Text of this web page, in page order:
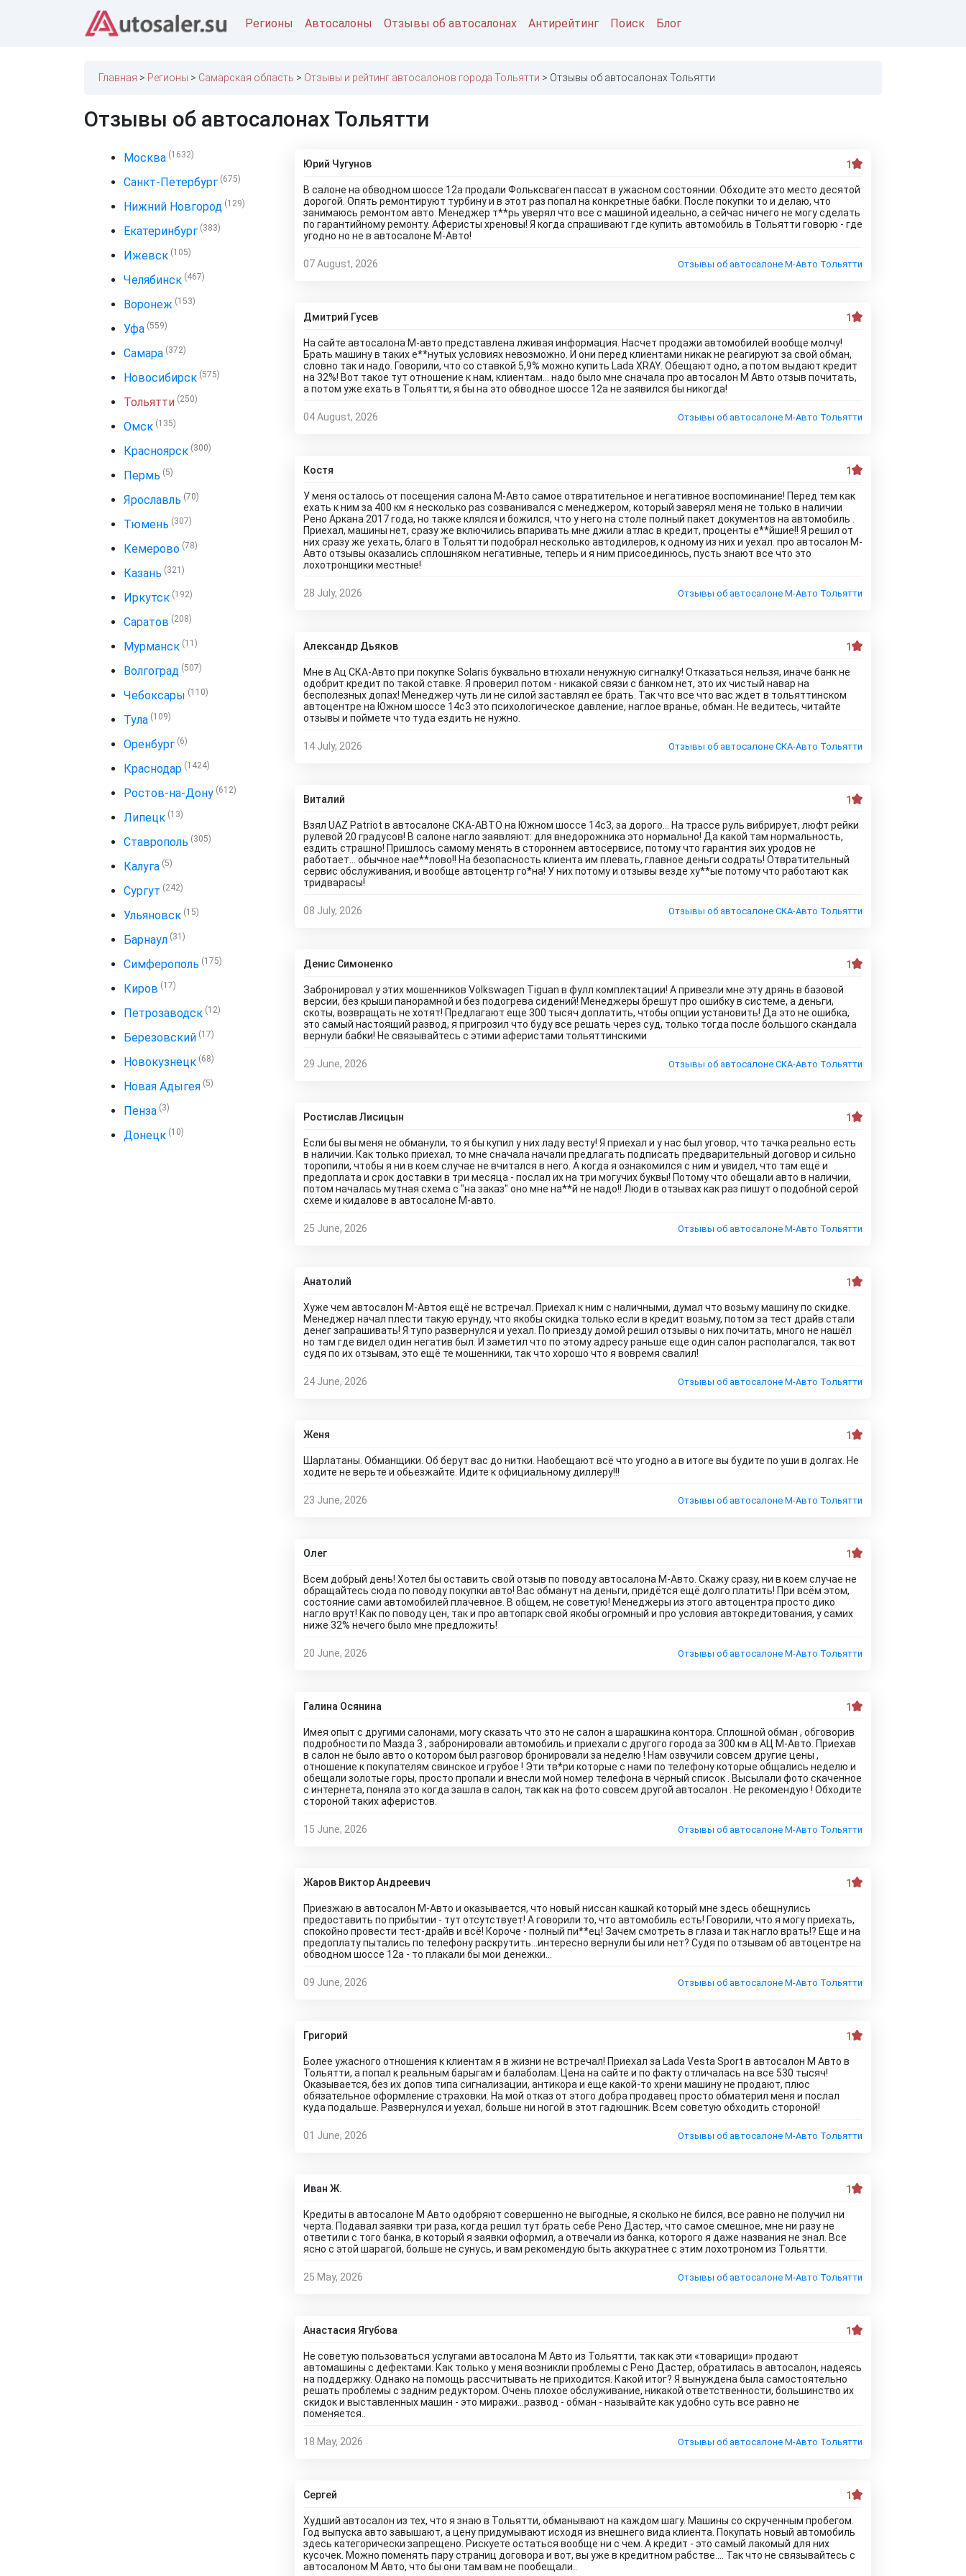
Регионы Автосалоны Отзывы об автосалонах Антирейтинг Поиск Блог
Главная Регионы Самарская область Отзывы и рейтинг автосалонов города Тольятти Отзывы об автосалонах Тольятти
Отзывы об автосалонах Тольятти
Юрий Чугунов 1
В салоне на обводном шоссе 12а продали Фольксваген пассат в ужасном состоянии. Обходите это место десятой
дорогой. Опять ремонтируют турбину и в этот раз попал на конкретные бабки. После покупки то и делаю, что
занимаюсь ремонтом авто. Менеджер т**рь уверял что все с машиной идеально, а сейчас ничего не могу сделать
по гарантийному ремонту. Аферисты хреновы! Я когда спрашивают где купить автомобиль в Тольятти говорю - где
угодно но не в автосалоне М-Авто!
07 August, 2026 Отзывы об автосалоне М-Авто Тольятти
Дмитрий Гусев 1
На сайте автосалона М-авто представлена лживая информация. Насчет продажи автомобилей вообще молчу!
Брать машину в таких е**нутых условиях невозможно. И они перед клиентами никак не реагируют за свой обман,
словно так и надо. Говорили, что со ставкой 5,9% можно купить Lada XRAY. Обещают одно, а потом выдают кредит
на 32%! Вот такое тут отношение к нам, клиентам... надо было мне сначала про автосалон М Авто отзыв почитать,
а потом уже ехать в Тольятти, я бы на это обводное шоссе 12а не заявился бы никогда!
04 August, 2026 Отзывы об автосалоне М-Авто Тольятти
Костя 1
У меня осталось от посещения салона М-Авто самое отвратительное и негативное воспоминание! Перед тем как
ехать к ним за 400 км я несколько раз созванивался с менеджером, который заверял меня не только в наличии
Рено Аркана 2017 года, но также клялся и божился, что у него на столе полный пакет документов на автомобиль .
Приехал, машины нет, сразу же включились впаривать мне джили атлас в кредит, проценты е**йшие!! Я решил от
них сразу же уехать, благо в Тольятти подобрал несколько автодилеров, к одному из них и уехал. про автосалон М-
Авто отзывы оказались сплошняком негативные, теперь и я ним присоединюсь, пусть знают все что это
лохотронщики местные!
28 July, 2026 Отзывы об автосалоне М-Авто Тольятти
Александр Дьяков 1
Мне в Ац СКА-Авто при покупке Solaris буквально втюхали ненужную сигналку! Отказаться нельзя, иначе банк не
одобрит кредит по такой ставке. Я проверил потом - никакой связи с банком нет, это их чистый навар на
бесполезных допах! Менеджер чуть ли не силой заставлял ее брать. Так что все что вас ждет в тольяттинском
автоцентре на Южном шоссе 14с3 это психологическое давление, наглое вранье, обман. Не ведитесь, читайте
отзывы и поймете что туда ездить не нужно.
14 July, 2026 Отзывы об автосалоне СКА-Авто Тольятти
Виталий 1
Взял UAZ Patriot в автосалоне СКА-АВТО на Южном шоссе 14с3, за дорого... На трассе руль вибрирует, люфт рейки
рулевой 20 градусов! В салоне нагло заявляют: для внедорожника это нормально! Да какой там нормальность,
ездить страшно! Пришлось самому менять в стороннем автосервисе, потому что гарантия эих уродов не
работает... обычное нае**лово!! На безопасность клиента им плевать, главное деньги содрать! Отвратительный
сервис обслуживания, и вообще автоцентр го*на! У них потому и отзывы везде ху**ые потому что работают как
тридварасы!
08 July, 2026 Отзывы об автосалоне СКА-Авто Тольятти
Денис Симоненко 1
Забронировал у этих мошенников Volkswagen Tiguan в фулл комплектации! А привезли мне эту дрянь в базовой
версии, без крыши панорамной и без подогрева сидений! Менеджеры брешут про ошибку в системе, а деньги,
скоты, возвращать не хотят! Предлагают еще 300 тысяч доплатить, чтобы опции установить! Да это не ошибка,
это самый настоящий развод, я пригрозил что буду все решать через суд, только тогда после большого скандала
вернули бабки! Не связывайтесь с этими аферистами тольяттинскими
29 June, 2026 Отзывы об автосалоне СКА-Авто Тольятти
Ростислав Лисицын 1
Если бы вы меня не обманули, то я бы купил у них ладу весту! Я приехал и у нас был уговор, что тачка реально есть
в наличии. Как только приехал, то мне сначала начали предлагать подписать предварительный договор и сильно
торопили, чтобы я ни в коем случае не вчитался в него. А когда я ознакомился с ним и увидел, что там ещё и
предоплата и срок доставки в три месяца - послал их на три могучих буквы! Потому что обещали авто в наличии,
потом началась мутная схема с "на заказ" оно мне на**й не надо!! Люди в отзывах как раз пишут о подобной серой
схеме и кидалове в автосалоне М-авто.
25 June, 2026 Отзывы об автосалоне М-Авто Тольятти
Анатолий 1
Хуже чем автосалон М-Автоя ещё не встречал. Приехал к ним с наличными, думал что возьму машину по скидке.
Менеджер начал плести такую ерунду, что якобы скидка только если в кредит возьму, потом за тест драйв стали
денег запрашивать! Я тупо развернулся и уехал. По приезду домой решил отзывы о них почитать, много не нашёл
но там где видел один негатив был. И заметил что по этому адресу раньше еще один салон располагался, так вот
судя по их отзывам, это ещё те мошенники, так что хорошо что я вовремя свалил!
24 June, 2026 Отзывы об автосалоне М-Авто Тольятти
Женя 1
Шарлатаны. Обманщики. Об берут вас до нитки. Наобещают всё что угодно а в итоге вы будите по уши в долгах. Не
ходите не верьте и обьезжайте. Идите к официальному диллеру!!!
23 June, 2026 Отзывы об автосалоне М-Авто Тольятти
Олег 1
Всем добрый день! Хотел бы оставить свой отзыв по поводу автосалона М-Авто. Скажу сразу, ни в коем случае не
обращайтесь сюда по поводу покупки авто! Вас обманут на деньги, придётся ещё долго платить! При всём этом,
состояние сами автомобилей плачевное. В общем, не советую! Менеджеры из этого автоцентра просто дико
нагло врут! Как по поводу цен, так и про автопарк свой якобы огромный и про условия автокредитования, у самих
ниже 32% нечего было мне предложить!
20 June, 2026 Отзывы об автосалоне М-Авто Тольятти
Галина Осянина 1
Имея опыт с другими салонами, могу сказать что это не салон а шарашкина контора. Сплошной обман , обговорив
подробности по Мазда 3 , забронировали автомобиль и приехали с другого города за 300 км в АЦ М-Авто. Приехав
в салон не было авто о котором был разговор бронировали за неделю ! Нам озвучили совсем другие цены ,
отношение к покупателям свинское и грубое ! Эти тв*ри которые с нами по телефону которые общались неделю и
обещали золотые горы, просто пропали и внесли мой номер телефона в чёрный список . Высылали фото скаченное
с интернета, поняла это когда зашла в салон, так как на фото совсем другой автосалон . Не рекомендую ! Обходите
стороной таких аферистов.
15 June, 2026 Отзывы об автосалоне М-Авто Тольятти
Жаров Виктор Андреевич 1
Приезжаю в автосалон М-Авто и оказывается, что новый ниссан кашкай который мне здесь обещнулись
предоставить по прибытии - тут отсутствует! А говорили то, что автомобиль есть! Говорили, что я могу приехать,
спокойно провести тест-драйв и всё! Короче - полный пи**ец! Зачем смотреть в глаза и так нагло врать!? Еще и на
предоплату пытались по телефону раскрутить...интересно вернули бы или нет? Судя по отзывам об автоцентре на
обводном шоссе 12а - то плакали бы мои денежки...
09 June, 2026 Отзывы об автосалоне М-Авто Тольятти
Григорий 1
Более ужасного отношения к клиентам я в жизни не встречал! Приехал за Lada Vesta Sport в автосалон М Авто в
Тольятти, а попал к реальным барыгам и балаболам. Цена на сайте и по факту отличалась на все 530 тысяч!
Оказывается, без их допов типа сигнализации, антикора и еще какой-то хрени машину не продают, плюс
обязательное оформление страховки. На мой отказ от этого добра продавец просто обматерил меня и послал
куда подальше. Развернулся и уехал, больше ни ногой в этот гадюшник. Всем советую обходить стороной!
01 June, 2026 Отзывы об автосалоне М-Авто Тольятти
Иван Ж. 1
Кредиты в автосалоне М Авто одобряют совершенно не выгодные, я сколько не бился, все равно не получил ни
черта. Подавал заявки три раза, когда решил тут брать себе Рено Дастер, что самое смешное, мне ни разу не
ответили с того банка, в который я заявки оформил, а отвечали из банка, которого я даже названия не знал. Все
ясно с этой шарагой, больше не сунусь, и вам рекомендую быть аккуратнее с этим лохотроном из Тольятти.
25 May, 2026 Отзывы об автосалоне М-Авто Тольятти
Анастасия Ягубова 1
Не советую пользоваться услугами автосалона М Авто из Тольятти, так как эти «товарищи» продают
автомашины с дефектами. Как только у меня возникли проблемы с Рено Дастер, обратилась в автосалон, надеясь
на поддержку. Однако на помощь рассчитывать не приходится. Какой итог? Я вынуждена была самостоятельно
решать проблемы с задним редуктором. Очень плохое обслуживание, никакой ответственности, большинство их
скидок и выставленных машин - это миражи...развод - обман - называйте как удобно суть все равно не
поменяется..
18 May, 2026 Отзывы об автосалоне М-Авто Тольятти
Сергей 1
Худший автосалон из тех, что я знаю в Тольятти, обманывают на каждом шагу. Машины со скрученным пробегом.
Год выпуска авто завышают, а цену придумывают исходя из внешнего вида клиента. Покупать новый автомобиль
здесь категорически запрещено. Рискуете остаться вообще ни с чем. А кредит - это самый лакомый для них
кусочек. Можно поменять пару страниц договора и вот, вы уже в кредитном рабстве.... Так что не связывайтесь с
автосалоном М Авто, что бы они там вам не пообещали..
Москва (1632)
Санкт-Петербург (675)
Нижний Новгород (129)
Екатеринбург (383)
Ижевск (105)
Челябинск (467)
Воронеж (153)
Уфа (559)
Самара (372)
Новосибирск (575)
Тольятти (250)
Омск (135)
Красноярск (300)
Пермь (5)
Ярославль (70)
Тюмень (307)
Кемерово (78)
Казань (321)
Иркутск (192)
Саратов (208)
Мурманск (11)
Волгоград (507)
Чебоксары (110)
Тула (109)
Оренбург (6)
Краснодар (1424)
Ростов-на-Дону (612)
Липецк (13)
Ставрополь (305)
Калуга (5)
Сургут (242)
Ульяновск (15)
Барнаул (31)
Симферополь (175)
Киров (17)
Петрозаводск (12)
Березовский (17)
Новокузнецк (68)
Новая Адыгея (5)
Пенза (3)
Донецк (10)